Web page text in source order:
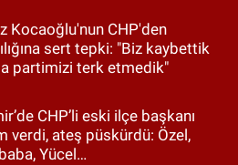
Kocaoğlu'nun CHP'den
sert tepki: "Biz kaybettik
partimizi terk etmedik"
CHP’li eski ilçe başkanı
verdi, ateş püskürdü: Özel,
Yücel…